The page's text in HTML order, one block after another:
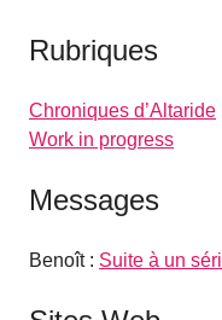
Rubriques
Chroniques d’Altaride
Work in progress
Messages
Benoît : Suite à un